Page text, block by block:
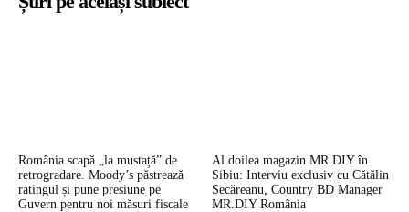
România scapă „la mustață” de
retrogradare. Moody’s păstrează
ratingul și pune presiune pe
Guvern pentru noi măsuri fiscale
Al doilea magazin MR.DIY în
Sibiu: Interviu exclusiv cu Cătălin
Secăreanu, Country BD Manager
MR.DIY România